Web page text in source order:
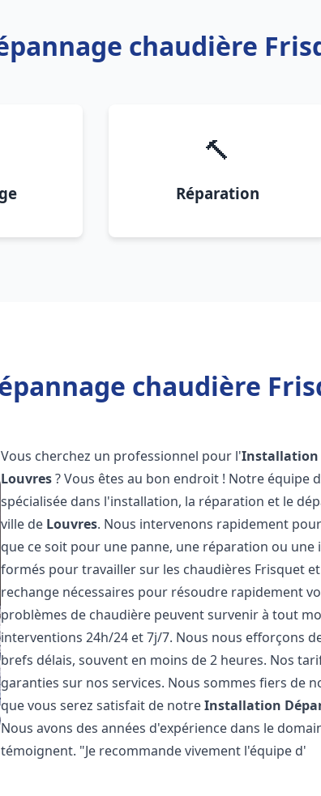
chaudière
🔨
Réparation
chaudière
Vous cherchez un professionnel pour l'Installation
Louvres? Vous êtes au bon endroit ! Notre équipe
spécialisée dans l'installation, la réparation et le
ville de Louvres. Nous intervenons rapidement
que ce soit pour une panne, une réparation ou
formés pour travailler sur les chaudières Frisquet
rechange nécessaires pour résoudre rapidement
problèmes de chaudière peuvent survenir à tout
interventions 24h/24 et 7j/7. Nous nous efforçons
brefs délais, souvent en moins de 2 heures. Nos
garanties sur nos services. Nous sommes fiers de
que vous serez satisfait de notreInstallation
Nous avons des années d'expérience dans le
témoignent. "Je recommande vivement l'équipe d'